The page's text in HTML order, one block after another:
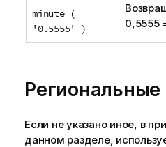
minute (
'0.5555' )
0,5555
Региональные
Если не указано иное, в
данном разделе,